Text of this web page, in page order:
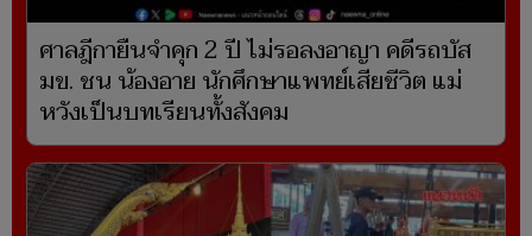
ศาลฎีกายืนจำคุก 2 ปี ไม่รอลงอาญา คดีรถบัส
มข. ชน น้องอาย นักศึกษาแพทย์เสียชีวิต แม่
หวังเป็นบทเรียนทั้งสังคม